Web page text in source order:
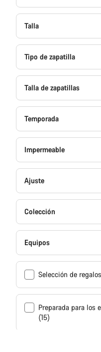
Talla
Tipo de zapatilla
Talla de zapatillas
Temporada
Impermeable
Ajuste
Colección
Equipos
Selección de
Preparada para los
(15)